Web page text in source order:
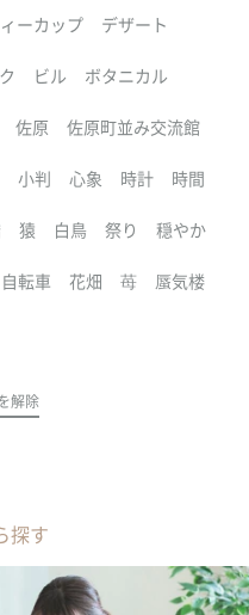
ーカップ デザート
ビル ボタニカル
佐原 佐原町並み交流館
小判 心象 時計 時間
猿 白鳥 祭り 穏やか
自転車 花畑 苺 蜃気楼
解除
探す